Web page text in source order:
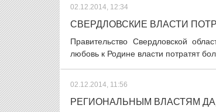
02.12.2014, 12:34
СВЕРДЛОВСКИЕ ВЛАСТИ
Правительство Свердловской
любовь к Родине власти потратят
02.12.2014, 11:56
РЕГИОНАЛЬНЫМ ВЛАСТЯМ